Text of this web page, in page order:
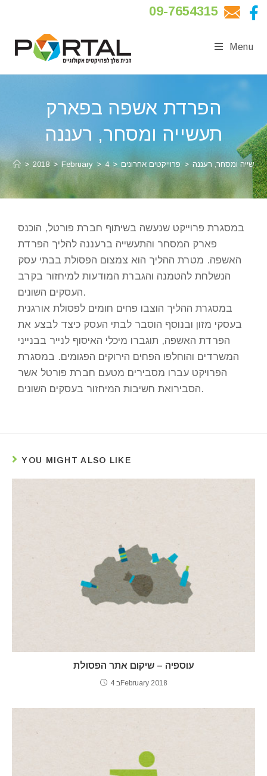
09-7654315
Menu
הפרדת אשפה בפארק
תעשייה ומסחר, רעננה
> 2018 > February > 4 > פרוייקטים אחרונים > ומסחר, רעננה
במסגרת פרוייקט שנעשה בשיתוף חברת פורטל, הוכנס
פארק המסחר והתעשייה ברעננה להליך הפרדת
האשפה. מטרת ההליך הוא צמצום הפסולת בבתי עסק
הנשלחת להטמנה והגברת המודעות למיחזור בקרב
העסקים השונים.
במסגרת ההליך הוצבו פחים חומים לפסולת אורגנית
בעסקי מזון ובנוסף הוסבר לבתי העסק כיצד לבצע את
הפרדת האשפה, תוגברו מיכלי האיסוף לנייר בבנייני
המשרדים והוחלפו הפחים הירוקים הפגומים. במסגרת
הפרויקט עברו מסבירים מטעם חברת פורטל אשר
הסבירואת חשיבות המיחזור בעסקים השונים.
YOU MIGHT ALSO LIKE
עוספיה – שיקום אתר הפסולת
4 בFebruary 2018